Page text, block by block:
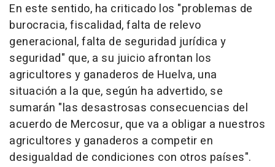
En este sentido, ha criticado los "problemas de
burocracia, fiscalidad, falta de relevo
generacional, falta de seguridad jurídica y
seguridad" que, a su juicio afrontan los
agricultores y ganaderos de Huelva, una
situación a la que, según ha advertido, se
sumarán "las desastrosas consecuencias del
acuerdo de Mercosur, que va a obligar a nuestros
agricultores y ganaderos a competir en
desigualdad de condiciones con otros países".